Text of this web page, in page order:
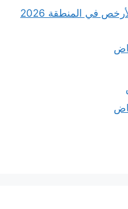
مظلات حدائق للبيع الرياض الأرخص في المنطقة 2026